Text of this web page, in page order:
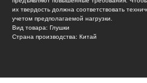
их твердость должна соответствовать
учетом предполагаемой нагрузки.
Вид товара: Глушки
Страна производства: Китай